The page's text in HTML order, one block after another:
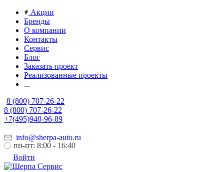
Акции
Бренды
О компании
Контакты
Сервис
Блог
Заказать проект
Реализованные проекты
...
8 (800) 707-26-22
8 (800) 707-26-22
+7(495)940-96-89
info@sherpa-auto.ru
пн-пт: 8:00 - 16:40
Войти